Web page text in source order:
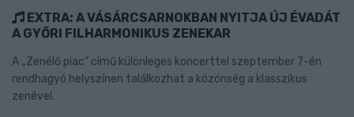
EXTRA: A VÁSÁRCSARNOKBAN NYITJA ÚJ ÉVADÁT
A GYŐRI FILHARMONIKUS ZENEKAR
A „Zenélő piac” című különleges koncerttel szeptember 7-én
rendhagyó helyszínen találkozhat a közönség a klasszikus
zenével.